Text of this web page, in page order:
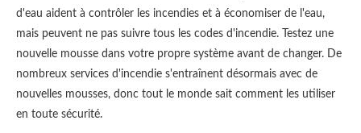
d'eau aident à contrôler les incendies et à économiser de l'eau,
mais peuvent ne pas suivre tous les codes d'incendie. Testez une
nouvelle mousse dans votre propre système avant de changer. De
nombreux services d'incendie s'entraînent désormais avec de
nouvelles mousses, donc tout le monde sait comment les utiliser
en toute sécurité.